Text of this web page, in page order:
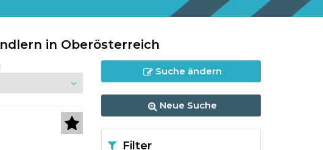
in Oberösterreich
Suche ändern
Neue Suche
Filter